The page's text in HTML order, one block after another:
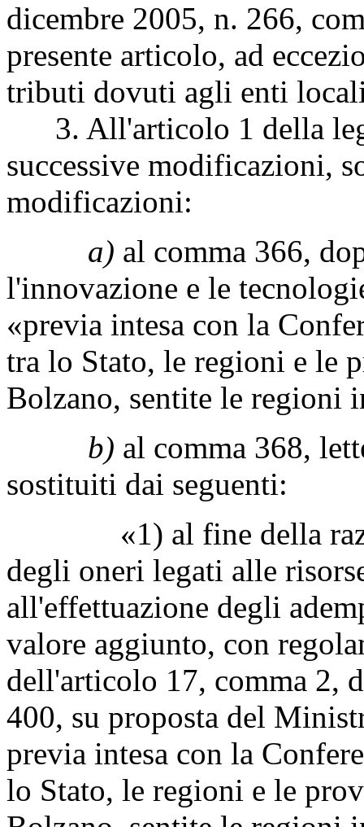
dicembre 2005, n. 266,
presente articolo, ad
tributi dovuti agli enti
3. All'articolo 1 della
successive modificazioni,
modificazioni:
a) al comma 366,
l'innovazione e le
«previa intesa con la
tra lo Stato, le regioni e le
Bolzano, sentite le regioni
b) al comma 368,
sostituiti dai seguenti:
«1) al fine della
degli oneri legati alle
all'effettuazione degli
valore aggiunto, con
dell'articolo 17, comma 2,
400, su proposta del
previa intesa con la
lo Stato, le regioni e le